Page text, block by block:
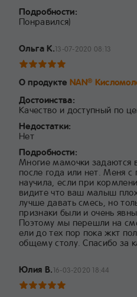
Подробности:
Понравился)
Ольга К.13-07-2020 08:13
О продукте NAN®
Достоинства:
Качество и доступный по
Недостатки:
Нет
Подробности:
Многие мамочки задаются
после года или нет. Меня
научила, если при
видите что ваш малыш
лучше давать смесь, но
признаки были и очень
Поэтому мы перешли на
ели до тех пор пока жкт
общему столу. Спасибо за
Юлия В.16-03-2020 18:44